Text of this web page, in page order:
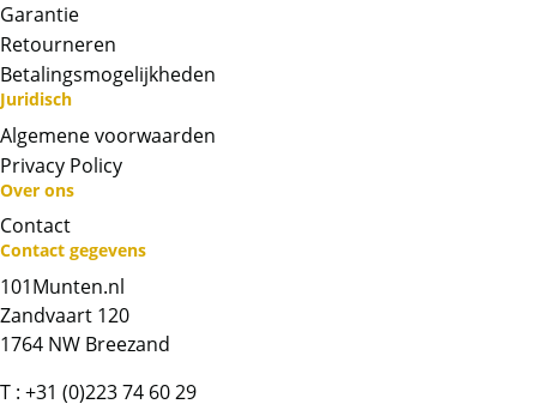
Chat met ons
Garantie
Retourneren
Betalingsmogelijkheden
Juridisch
Algemene voorwaarden
Privacy Policy
Over ons
Contact
Contact gegevens
101Munten.nl
Zandvaart 120
1764 NW Breezand
T : +31 (0)223 74 60 29